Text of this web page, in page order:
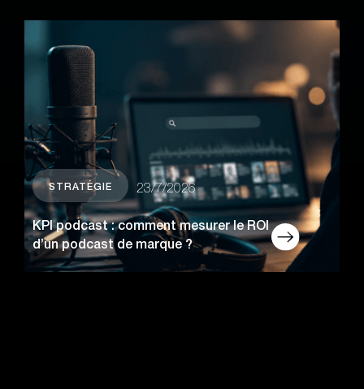
STRATÉGIE 23/7/2026
KPI podcast : comment mesurer le ROI
d’un podcast de marque ?